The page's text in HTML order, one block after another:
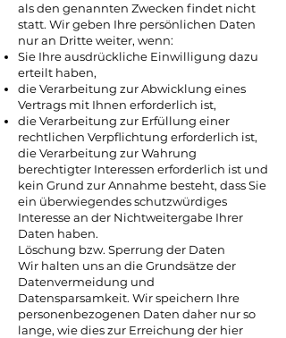
als den genannten Zwecken findet nicht
statt. Wir geben Ihre persönlichen Daten
nur an Dritte weiter, wenn:
Sie Ihre ausdrückliche Einwilligung dazu
erteilt haben,
die Verarbeitung zur Abwicklung eines
Vertrags mit Ihnen erforderlich ist,
die Verarbeitung zur Erfüllung einer
rechtlichen Verpflichtung erforderlich ist,
die Verarbeitung zur Wahrung
berechtigter Interessen erforderlich ist und
kein Grund zur Annahme besteht, dass Sie
ein überwiegendes schutzwürdiges
Interesse an der Nichtweitergabe Ihrer
Daten haben.
Löschung bzw. Sperrung der Daten
Wir halten uns an die Grundsätze der
Datenvermeidung und
Datensparsamkeit. Wir speichern Ihre
personenbezogenen Daten daher nur so
lange, wie dies zur Erreichung der hier